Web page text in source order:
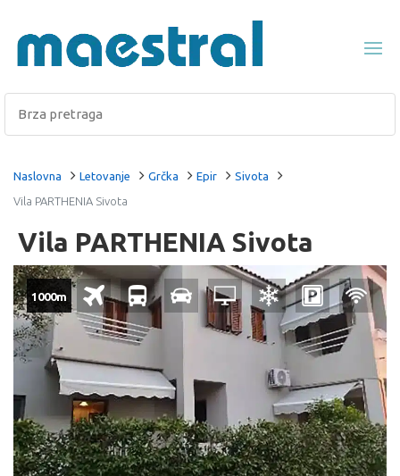
Naslovna Letovanje Grčka Epir
Sivota
Vila PARTHENIA Sivota
Vila PARTHENIA Sivota
1000m